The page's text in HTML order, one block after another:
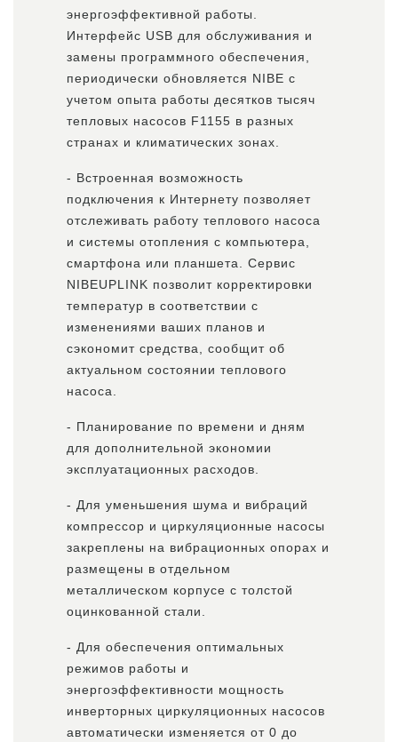
энергоэффективной работы.
Интерфейс USB для обслуживания и
замены программного обеспечения,
периодически обновляется NIBE с
учетом опыта работы десятков тысяч
тепловых насосов F1155 в разных
странах и климатических зонах.
- Встроенная возможность
подключения к Интернету позволяет
отслеживать работу теплового насоса
и системы отопления с компьютера,
смартфона или планшета. Сервис
NIBEUPLINK позволит корректировки
температур в соответствии с
изменениями ваших планов и
сэкономит средства, сообщит об
актуальном состоянии теплового
насоса.
- Планирование по времени и дням
для дополнительной экономии
эксплуатационных расходов.
- Для уменьшения шума и вибраций
компрессор и циркуляционные насосы
закреплены на вибрационных опорах и
размещены в отдельном
металлическом корпусе с толстой
оцинкованной стали.
- Для обеспечения оптимальных
режимов работы и
энергоэффективности мощность
инверторных циркуляционных насосов
автоматически изменяется от 0 до